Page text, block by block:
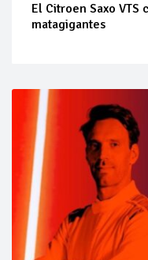
El Citroen Saxo
matagigantes